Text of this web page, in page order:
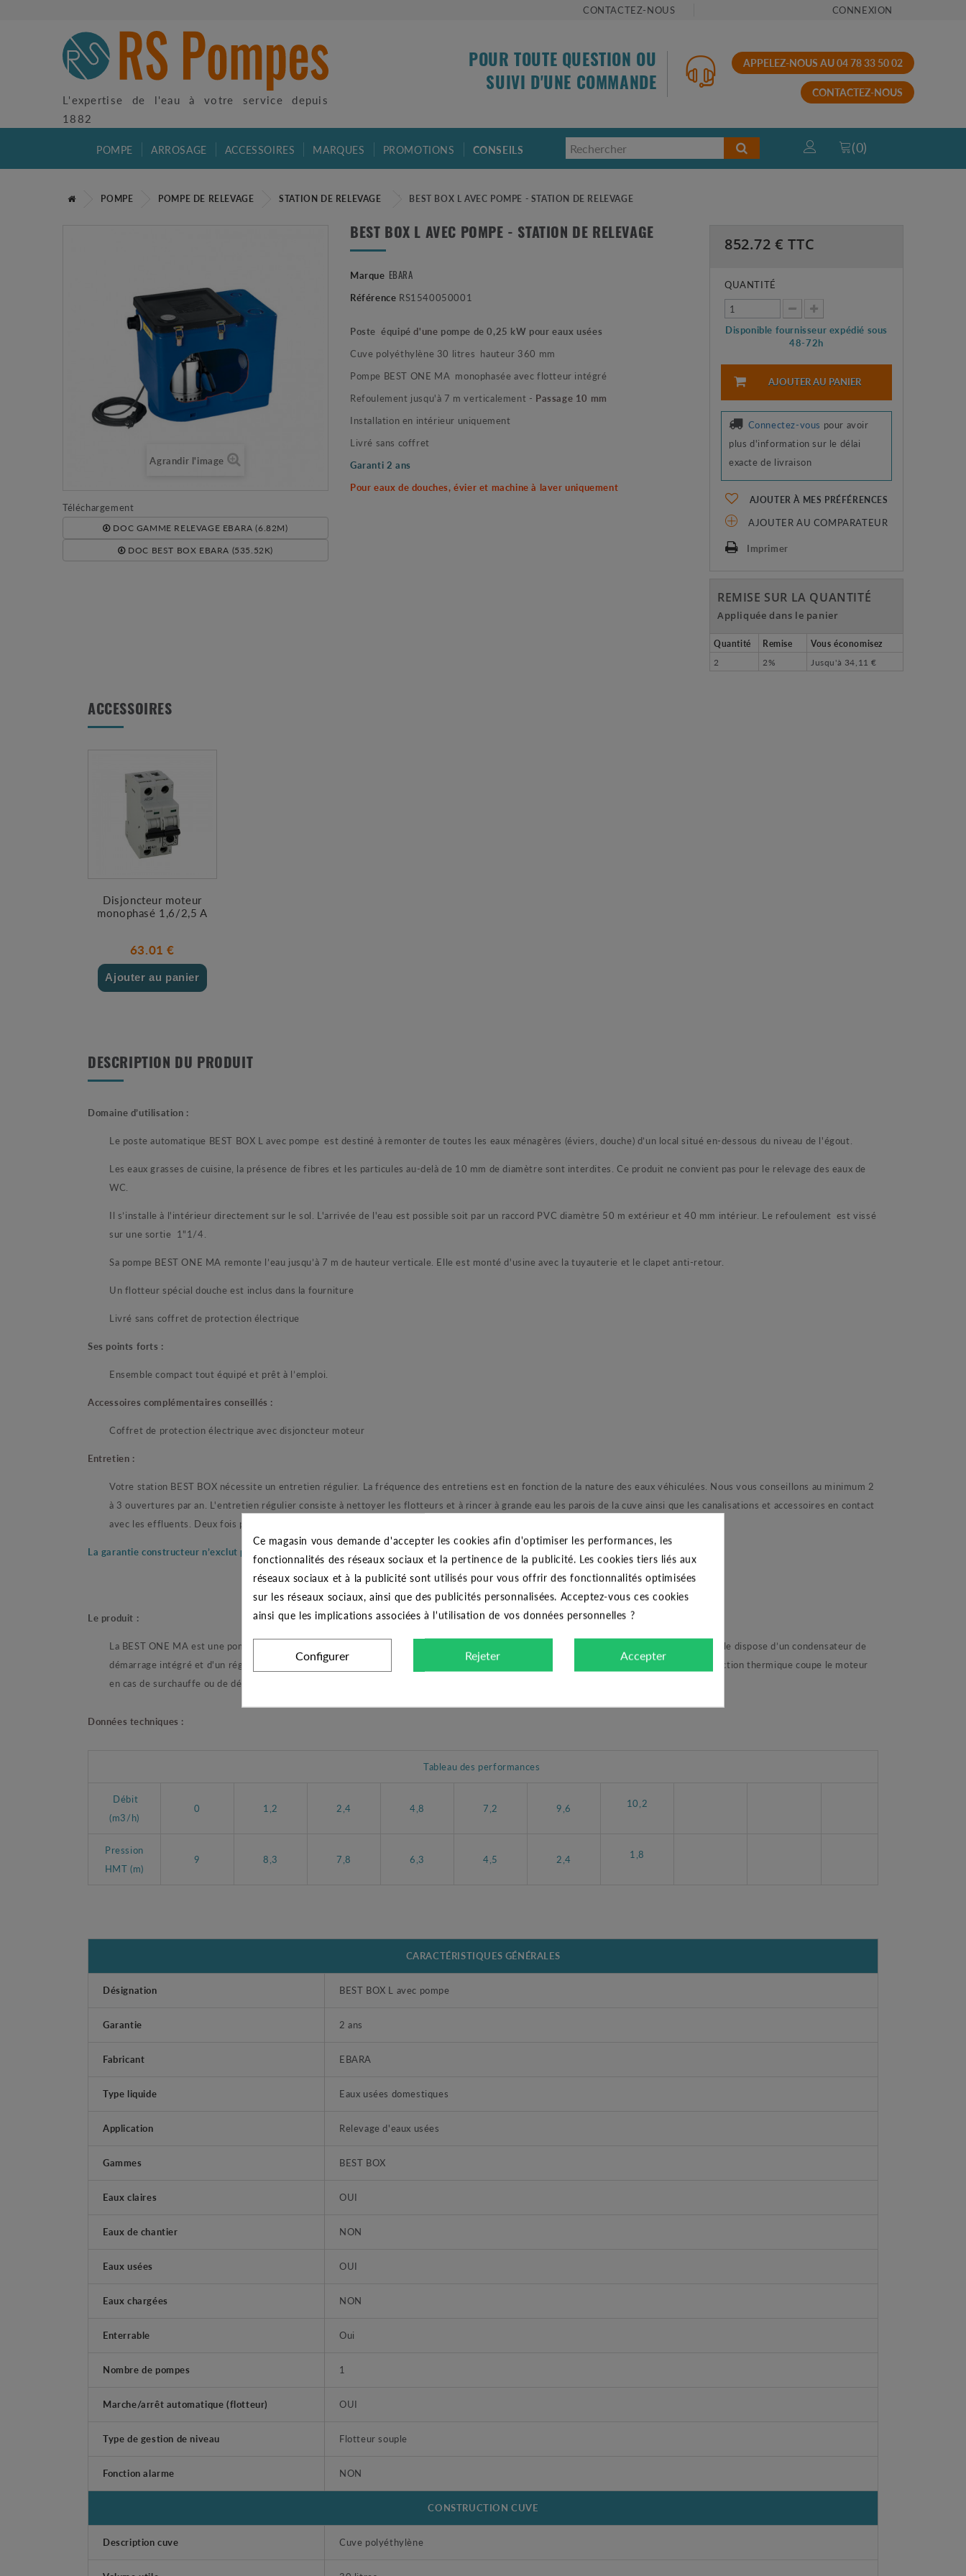
CONTACTEZ-NOUS CONNEXION
L'expertise de l'eau à votre service depuis
1882
POUR TOUTE QUESTION OU
SUIVI D'UNE COMMANDE
APPELEZ-NOUS AU 04 78 33 50 02
CONTACTEZ-NOUS
POMPE ARROSAGE ACCESSOIRES MARQUES PROMOTIONS CONSEILS (0)
POMPE POMPE DE RELEVAGE STATION DE RELEVAGE BEST BOX L AVEC POMPE - STATION DE RELEVAGE
Agrandir l'image
Téléchargement
DOC GAMME RELEVAGE EBARA (6.82M)
DOC BEST BOX EBARA (535.52K)
BEST BOX L AVEC POMPE - STATION DE RELEVAGE
Marque EBARA
Référence RS1540050001
Poste équipé d'une pompe de 0,25 kW pour eaux usées
Cuve polyéthylène 30 litres hauteur 360 mm
Pompe BEST ONE MA monophasée avec flotteur intégré
Refoulement jusqu'à 7 m verticalement - Passage 10 mm
Installation en intérieur uniquement
Livré sans coffret
Garanti 2 ans
Pour eaux de douches, évier et machine à laver uniquement
852.72 € TTC
QUANTITÉ
Disponible fournisseur expédié sous
48-72h
AJOUTER AU PANIER
Connectez-vous pour avoir
plus d'information sur le délai
exacte de livraison
AJOUTER À MES PRÉFÉRENCES
AJOUTER AU COMPARATEUR
Imprimer
REMISE SUR LA QUANTITÉ
Appliquée dans le panier
Quantité Remise
Vous économisez
2
2% Jusqu'à 34,11 €
ACCESSOIRES
Disjoncteur moteur
monophasé 1,6/2,5 A
63.01 €
Ajouter au panier
DESCRIPTION DU PRODUIT
Domaine d’utilisation :
Le poste automatique BEST BOX L avec pompe est destiné à remonter de toutes les eaux ménagères (éviers, douche) d’un local situé en-dessous du niveau de l'égout.
Les eaux grasses de cuisine, la présence de fibres et les particules au-delà de 10 mm de diamètre sont interdites. Ce produit ne convient pas pour le relevage des eaux de
WC.
Il s’installe à l'intérieur directement sur le sol. L'arrivée de l'eau est possible soit par un raccord PVC diamètre 50 m extérieur et 40 mm intérieur. Le refoulement est vissé
sur une sortie 1"1/4.
Sa pompe BEST ONE MA remonte l’eau jusqu’à 7 m de hauteur verticale. Elle est monté d'usine avec la tuyauterie et le clapet anti-retour.
Un flotteur spécial douche est inclus dans la fourniture
Livré sans coffret de protection électrique
Ses points forts :
Ensemble compact tout équipé et prêt à l’emploi.
Accessoires complémentaires conseillés :
Coffret de protection électrique avec disjoncteur moteur
Entretien :
Votre station BEST BOX nécessite un entretien régulier. La fréquence des entretiens est en fonction de la nature des eaux véhiculées. Nous vous conseillons au minimum 2
à 3 ouvertures par an. L'entretien régulier consiste à nettoyer les flotteurs et à rincer à grande eau les parois de la cuve ainsi que les canalisations et accessoires en contact
avec les effluents. Deux fois par an la pompe sera sortie et vérifiée.
La garantie constructeur n’exclut pas l’entretien
La pompe BEST ONE MA
Le produit :
La BEST ONE MA est une pompe automatique monophasée de la marque EBARA. Elle convient pour le relevage des eaux peu chargées. Elle dispose d’un condensateur de
démarrage intégré et d'un régulateur de niveau souple. Elle ne nécessite donc pas de coffret annexe pour son fonctionnement. Une protection thermique coupe le moteur
en cas de surchauffe ou de démarrages trop fréquents. Elle est livrée avec un câble d’alimentation 3 x 1 mm² de 5 m. Elle
Données techniques :
Tableau des performances
Débit
(m3/h)
0 1,2 2,4 4,8 7,2 9,6 10,2
Pression
HMT (m)
9 8,3 7,8 6,3 4,5 2,4 1,8
CARACTÉRISTIQUES GÉNÉRALES
Désignation BEST BOX L avec pompe
Garantie 2 ans
Fabricant EBARA
Type liquide Eaux usées domestiques
Application Relevage d'eaux usées
Gammes BEST BOX
Eaux claires OUI
Eaux de chantier NON
Eaux usées OUI
Eaux chargées NON
Enterrable Oui
Nombre de pompes 1
Marche/arrêt automatique (flotteur) OUI
Type de gestion de niveau Flotteur souple
Fonction alarme NON
CONSTRUCTION CUVE
Description cuve Cuve polyéthylène
Ce magasin vous demande d'accepter les cookies afin d'optimiser les performances, les
fonctionnalités des réseaux sociaux et la pertinence de la publicité. Les cookies tiers liés aux
réseaux sociaux et à la publicité sont utilisés pour vous offrir des fonctionnalités optimisées
sur les réseaux sociaux, ainsi que des publicités personnalisées. Acceptez-vous ces cookies
ainsi que les implications associées à l'utilisation de vos données personnelles ?
Configurer Rejeter Accepter